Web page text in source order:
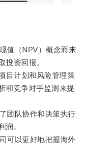
（NPV）概念而来
投资回报。
计划和风险管理策
和竞争对手监测来提
队协作和决策执行
润。
以更好地把握海外